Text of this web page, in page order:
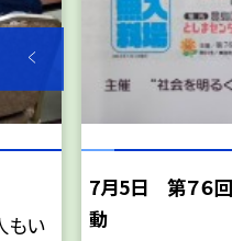
もい
7月5日 第７６
動